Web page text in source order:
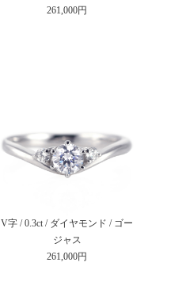
261,000円
V字 / 0.3ct / ダイヤモンド / ゴー
ジャス
261,000円